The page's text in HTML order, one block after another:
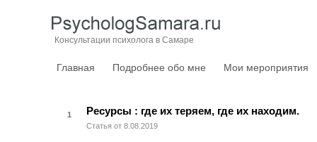
Консультации психолога в Самаре
Главная Подробнее обо мне Мои мероприятия
1 Ресурсы : где их теряем, где их находим.
Статья от 8.08.2019